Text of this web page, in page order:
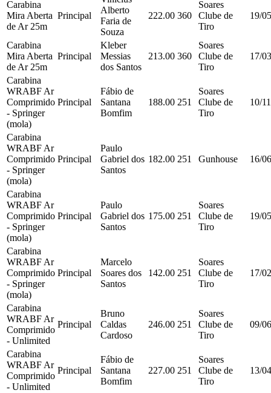
Carabina
Mira Aberta
de Ar 25m
Principal
Alberto
Faria de
Souza
222.00 360
Soares
Clube de
Tiro
19/
Carabina
Mira Aberta
de Ar 25m
Principal
Kleber
Messias
dos Santos
213.00 360
Soares
Clube de
Tiro
17/
Carabina
WRABF Ar
Comprimido
- Springer
(mola)
Principal
Fábio de
Santana
Bomfim
188.00 251
Soares
Clube de
Tiro
10/
Carabina
WRABF Ar
Comprimido
- Springer
(mola)
Principal
Paulo
Gabriel dos
Santos
182.00 251 Gunhouse 16/
Carabina
WRABF Ar
Comprimido
- Springer
(mola)
Principal
Paulo
Gabriel dos
Santos
175.00 251
Soares
Clube de
Tiro
19/
Carabina
WRABF Ar
Comprimido
- Springer
(mola)
Principal
Marcelo
Soares dos
Santos
142.00 251
Soares
Clube de
Tiro
17/
Carabina
WRABF Ar
Comprimido
- Unlimited
Principal
Bruno
Caldas
Cardoso
246.00 251
Soares
Clube de
Tiro
09/
Carabina
WRABF Ar
Comprimido
- Unlimited
Principal
Fábio de
Santana
Bomfim
227.00 251
Soares
Clube de
Tiro
13/